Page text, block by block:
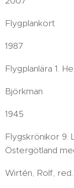
Flygplankort
1987
Flygplanlära 1.
Björkman
1945
Flygskrönikor 9.
Östergötland
Wirtén, Rolf, red.